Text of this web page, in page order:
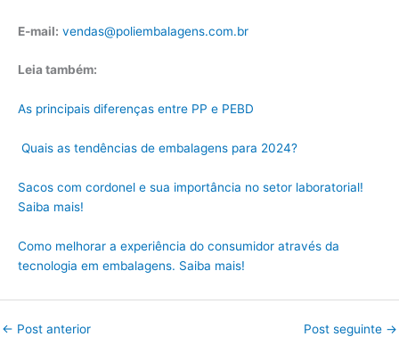
E-mail: vendas@poliembalagens.com.br
Leia também:
As principais diferenças entre PP e PEBD
Quais as tendências de embalagens para 2024?
Sacos com cordonel e sua importância no setor laboratorial!
Saiba mais!
Como melhorar a experiência do consumidor através da
tecnologia em embalagens. Saiba mais!
← Post anterior Post seguinte →